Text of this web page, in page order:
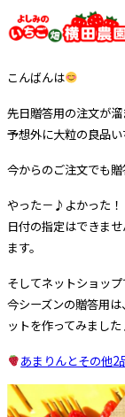
内
容
ス
キ
ッ
プ
こんばんは
先日贈答用の注文が溜
予想外に大粒の良品
今からのご注文でも
やった－♪よかった！
日付の指定はできま
ます。
そしてネットショッ
今シーズンの贈答用
ットを作ってみまし
あまりんとその他2